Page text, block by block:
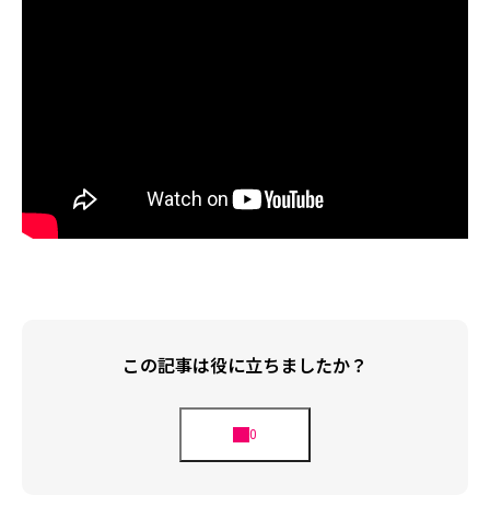
この記事は役に立ちましたか？